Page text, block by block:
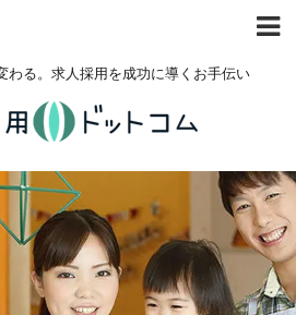
わる。求人採用を成功に導くお手伝い